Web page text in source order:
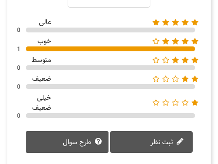
عالی
0
خوب
1
متوسط
0
ضعیف
0
خیلی
ضعیف
0
ثبت نظر طرح سوال